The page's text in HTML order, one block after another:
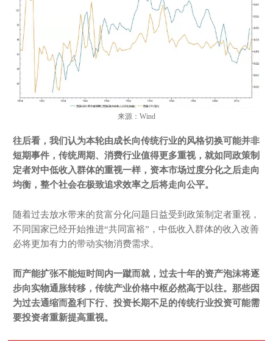
来源：Wind
往后看，我们认为本轮由成长向传统行业的风格切换可能并非
短期事件，传统周期、消费行业值得更多重视，就如同政策制
定者对中低收入群体的重视一样，资本市场过度分化之后走向
均衡，整个社会在极致追求效率之后将走向公平。
随着过去放水带来的贫富分化问题日益受到政策制定者重视，
不同国家已经开始推进“共同富裕”，中低收入群体的收入改善
必将更加有力的带动实物消费需求。
而产能扩张不能短时间内一蹴而就，过去十年的资产泡沫将逐
步向实物通胀转移，传统产业价格中枢必然高于以往。那些因
为过去通缩而盈利下行、投资长期不足的传统行业投资可能需
要投资者重新提高重视。